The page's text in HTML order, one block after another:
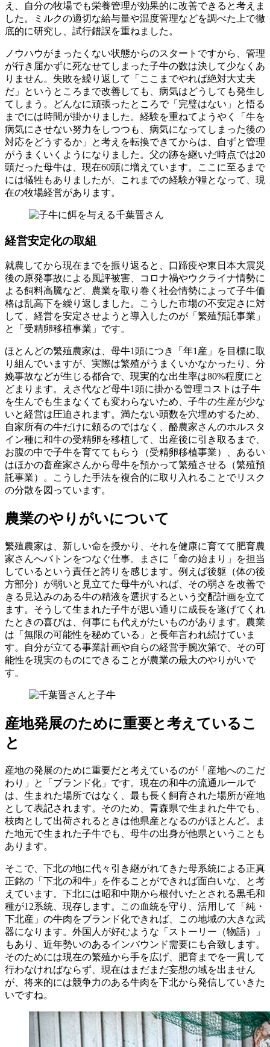
え、自分の牧場でも栄養管理が効果的に改善できると考えま
した。ミルクの適切な給与量や温度管理などを調べた上で徹
底的に研究し、試行錯誤を重ねました。
ノウハウがまったくない状態からのスタートですから、管理
が行き届かずに死なせてしまった子牛の数は決して少なくあ
りません。失敗を繰り返して「ここまでやれば絶対大丈夫
だ」というところまで改善しても、病気はどうしても発生し
てしまう。どんなに頑張ったところで「完璧はない」と悟る
までには時間が掛かりました。経験を重ねてようやく「牛を
病気にさせない努力をしつつも、病気になってしまった後の
対応をどうするか」と考えを転換できてからは、自ずと管理
がうまくいくようになりました。父の跡を継いだ時点では20
頭だった母牛は、現在60頭に増えています。ここに至るまで
には犠牲もありましたが、これまでの経験が糧となって、現
在の牧場経営があります。
経営安定化の取組
就農してから現在までを振り返ると、口蹄疫や東日本大震災
後の原発事故による風評被害、コロナ禍やウクライナ情勢に
よる飼料高騰など、農業を取り巻く社会情勢によって子牛価
格は乱高下を繰り返しました。こうした市場の不安定さに対
して、経営を安定させようと導入したのが「繁殖預託事業」
と「受精卵移植事業」です。
ほとんどの繁殖農家は、母牛1頭につき「年1産」を目標に取
り組んでいますが、実際は繁殖がうまくいかなかったり、分
娩事故などが生じる都合で、現実的な出生率は80%程度にと
どまります。えさ代など母牛1頭に掛かる管理コストは子牛
を生んでも生まなくても変わらないため、子牛の生産が少な
いと経営は圧迫されます。満たない頭数を穴埋めするため、
自家所有の牛だけに頼るのではなく、酪農家さんのホルスタ
イン種に和牛の受精卵を移植して、出産後に引き取るまで、
お腹の中で子牛を育ててもらう（受精卵移植事業）、あるい
はほかの畜産家さんから母牛を預かって繁殖させる（繁殖預
託事業）。こうした手法を複合的に取り入れることでリスク
の分散を図っています。
農業のやりがいについて
繁殖農家は、新しい命を授かり、それを健康に育てて肥育農
家さんへバトンをつなぐ仕事。まさに「命の始まり」を担当
しているという責任と誇りを感じます。例えば後躯（体の後
方部分）が弱いと見立てた母牛がいれば、その弱さを改善で
きる見込みのある牛の精液を選択するという交配計画を立て
ます。そうして生まれた子牛が思い通りに成長を遂げてくれ
たときの喜びは、何事にも代えがたいものがあります。農業
は「無限の可能性を秘めている」と長年言われ続けていま
す。自分が立てる事業計画や自らの経営手腕次第で、その可
能性を現実のものにできることが農業の最大のやりがいで
す。
産地発展のために重要と考えているこ
と
産地の発展のために重要だと考えているのが「産地へのこだ
わり」と「ブランド化」です。現在の和牛の流通ルールで
は、生まれた場所ではなく、最も長く飼育された場所が産地
として表記されます。そのため、青森県で生まれた牛でも、
枝肉として出荷されるときは他県産となるのがほとんど。ま
た地元で生まれた子牛でも、母牛の出身が他県ということも
あります。
そこで、下北の地に代々引き継がれてきた母系統による正真
正銘の「下北の和牛」を作ることができれば面白いな、と考
えています。下北には昭和中期から根付いたとされる黒毛和
種が12系統、現存します。この血統を守り、活用して「純・
下北産」の牛肉をブランド化できれば、この地域の大きな武
器になります。外国人が好むような「ストーリー（物語）」
もあり、近年勢いのあるインバウンド需要にも合致します。
そのためには現在の繁殖から手を広げ、肥育までを一貫して
行わなければならず、現在はまだまだ妄想の域を出ません
が、将来的には競争力のある牛肉を下北から発信していきた
いですね。